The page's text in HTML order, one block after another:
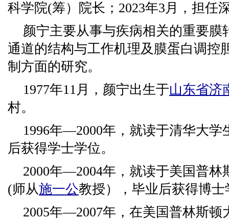
科学院(筹）院长；2023年3月，担任
颜宁主要从事与疾病相关的重要膜
通道的结构与工作机理及膜蛋白调控
制方面的研究。
1977年11月，颜宁出生于山东省济
村。
1996年—2000年，就读于清华大学
后获得学士学位。
2000年—2004年，就读于美国普林
(师从施一公教授），毕业后获得博士
2005年—2007年，在美国普林斯顿